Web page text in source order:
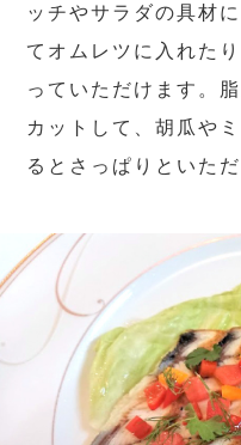
ッチやサラダの具材
てオムレツに入れた
っていただけます。
カットして、胡瓜や
るとさっぱりといただ